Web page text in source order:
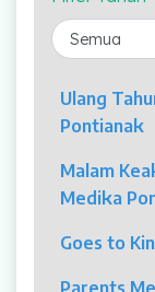
Laparaskopi
OCT
Eye Care
Multi Slice
Mamografi
Ulang
Pontianak
Malam
Medika
Goes to